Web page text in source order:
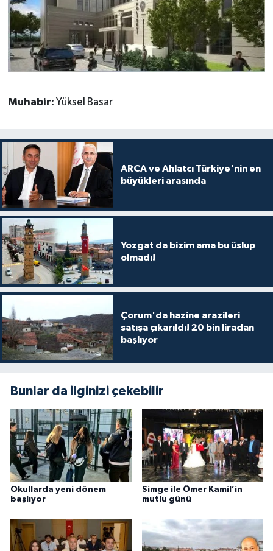
Muhabir: Yüksel Basar
ARCA ve Ahlatcı Türkiye'nin en
büyükleri arasında
Yozgat da bizim ama bu üslup
olmadı!
Çorum'da hazine arazileri
satışa çıkarıldı! 20 bin liradan
başlıyor
Bunlar da ilginizi çekebilir
Okullarda yeni dönem
başlıyor
Simge ile Ömer Kamil’in
mutlu günü